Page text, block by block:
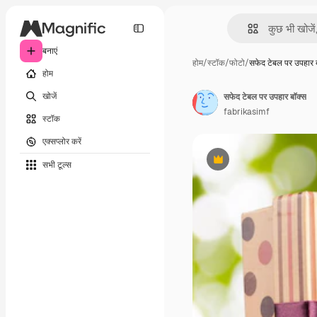
बनाएं
होम
खोजें
स्टॉक
एक्सप्लोर करें
सभी टूल्‍स
होम/स्टॉक/फोटो/सफेद टेबल पर उपहार
Premium
सफेद टेबल पर उपहार बॉक्स
fabrikasimf